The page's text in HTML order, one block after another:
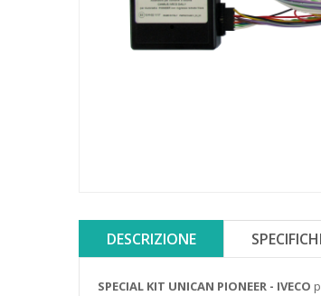
DESCRIZIONE
SPECIAL KIT UNICAN PIONEER - IVECO